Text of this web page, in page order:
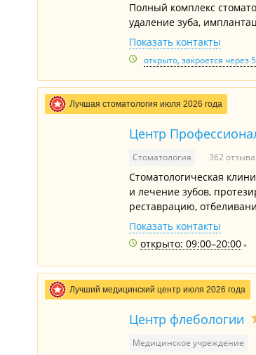
Полный комплекс
удаление зуба,
Показать контакты
открыто, закроется через
Лучшая стоматология июля 2026 года
Центр
Стоматология 362 отзыва
Стоматологическая
и лечение зубов,
реставрацию,
Показать контакты
открыто: 09:00–20:00
Лучший медицинский центр июля 2026 года
Центр флебологии
Медицинское учреждение